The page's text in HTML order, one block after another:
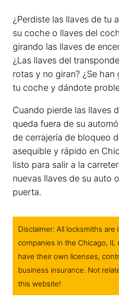
¿Perdiste las llaves de tu
su coche o llaves del
girando las llaves de
¿Las llaves del
rotas y no giran? ¿Se
tu coche y dándote
Cuando pierde las llaves
queda fuera de su
de cerrajería de bloqueo
asequible y rápido en
listo para salir a la
nuevas llaves de su auto
puerta.
Disclaimer: All locksmiths
companies in the Chicago, IL
have their own licenses,
business insurance. Not
this website!